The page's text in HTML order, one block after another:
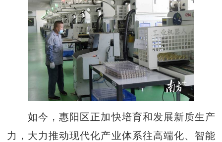
如今，惠阳区正加快培育和发展新质生产
力，大力推动现代化产业体系往高端化、智能